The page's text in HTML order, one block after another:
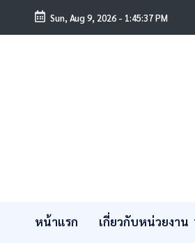
Sun, Aug 9, 2026 - 1:45:37 PM
หน้าแรก เกี่ยวกับหน่วยงาน